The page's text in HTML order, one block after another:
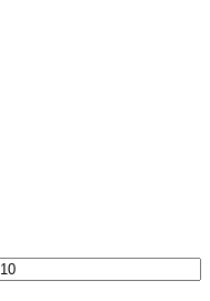
Precio